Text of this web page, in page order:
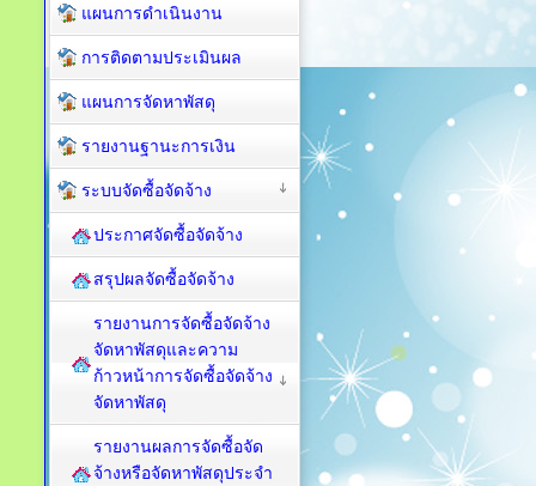
แผนการดำเนินงาน
การติดตามประเมินผล
แผนการจัดหาพัสดุ
รายงานฐานะการเงิน
ระบบจัดซื้อจัดจ้าง
ประกาศจัดซื้อจัดจ้าง
สรุปผลจัดซื้อจัดจ้าง
รายงานการจัดซื้อจัดจ้าง
จัดหาพัสดุและความ
ก้าวหน้าการจัดซื้อจัดจ้าง
จัดหาพัสดุ
รายงานผลการจัดซื้อจัด
จ้างหรือจัดหาพัสดุประจำ